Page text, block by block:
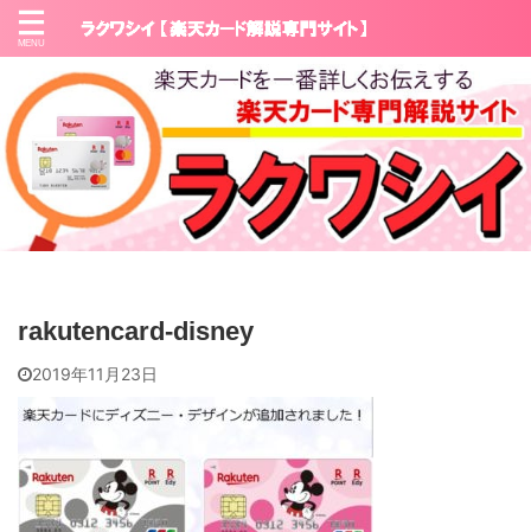
rakutencard-disney
2019年11月23日